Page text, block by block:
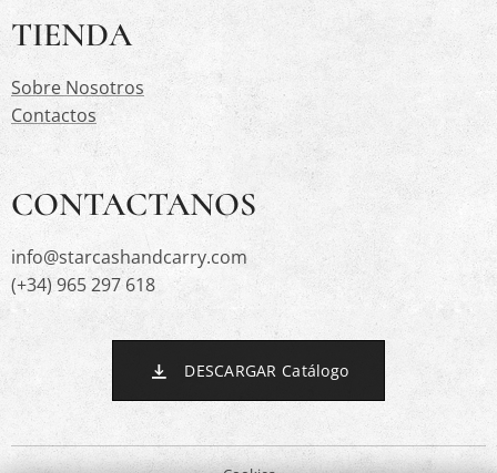
TIENDA
Sobre Nosotros
Contactos
CONTACTANOS
info@starcashandcarry.com
(+34) 965 297 618
DESCARGAR Catálogo